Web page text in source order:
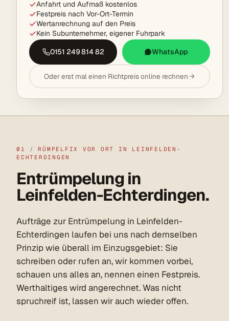
Anfahrt und Aufmaß kostenlos
Festpreis nach Vor-Ort-Termin
Wertanrechnung auf den Preis
Kein Subunternehmer, eigener Fuhrpark
0151 249 814 82
WhatsApp
Oder erst mal einen Richtpreis online rechnen
01 /
RÜMPELFIX VOR ORT IN LEINFELDEN-
ECHTERDINGEN
Entrümpelung in
Leinfelden-Echterdingen.
Aufträge zur Entrümpelung in Leinfelden-
Echterdingen laufen bei uns nach demselben
Prinzip wie überall im Einzugsgebiet: Sie
schreiben oder rufen an, wir kommen vorbei,
schauen uns alles an, nennen einen Festpreis.
Werthaltiges wird angerechnet. Was nicht
spruchreif ist, lassen wir auch wieder offen.